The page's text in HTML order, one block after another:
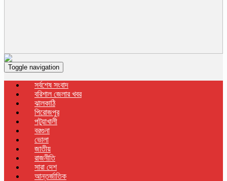
Toggle navigation
সর্বশেষ সংবাদ
বরিশাল জেলার খবর
ঝালকাঠি
পিরোজপুর
পটুয়াখালী
বরগুনা
ভোলা
জাতীয়
রাজনীতি
সারা দেশ
আন্তর্জাতিক